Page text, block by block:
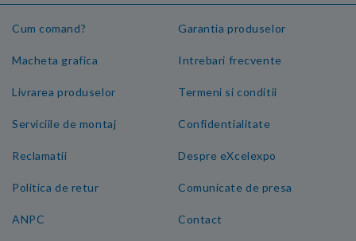
Cum comand?
Macheta grafica
Livrarea produselor
Serviciile de montaj
Garantia produselor
Intrebari frecvente
Termeni si conditii
Confidentialitate
Reclamatii
Politica de retur
ANPC
Despre eXcelexpo
Comunicate de presa
Contact